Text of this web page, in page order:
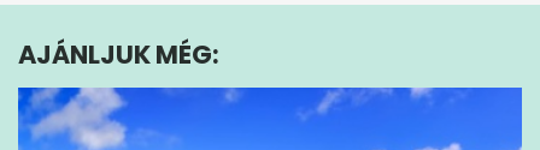
1
5
seconds
AJÁNLJUK MÉG: